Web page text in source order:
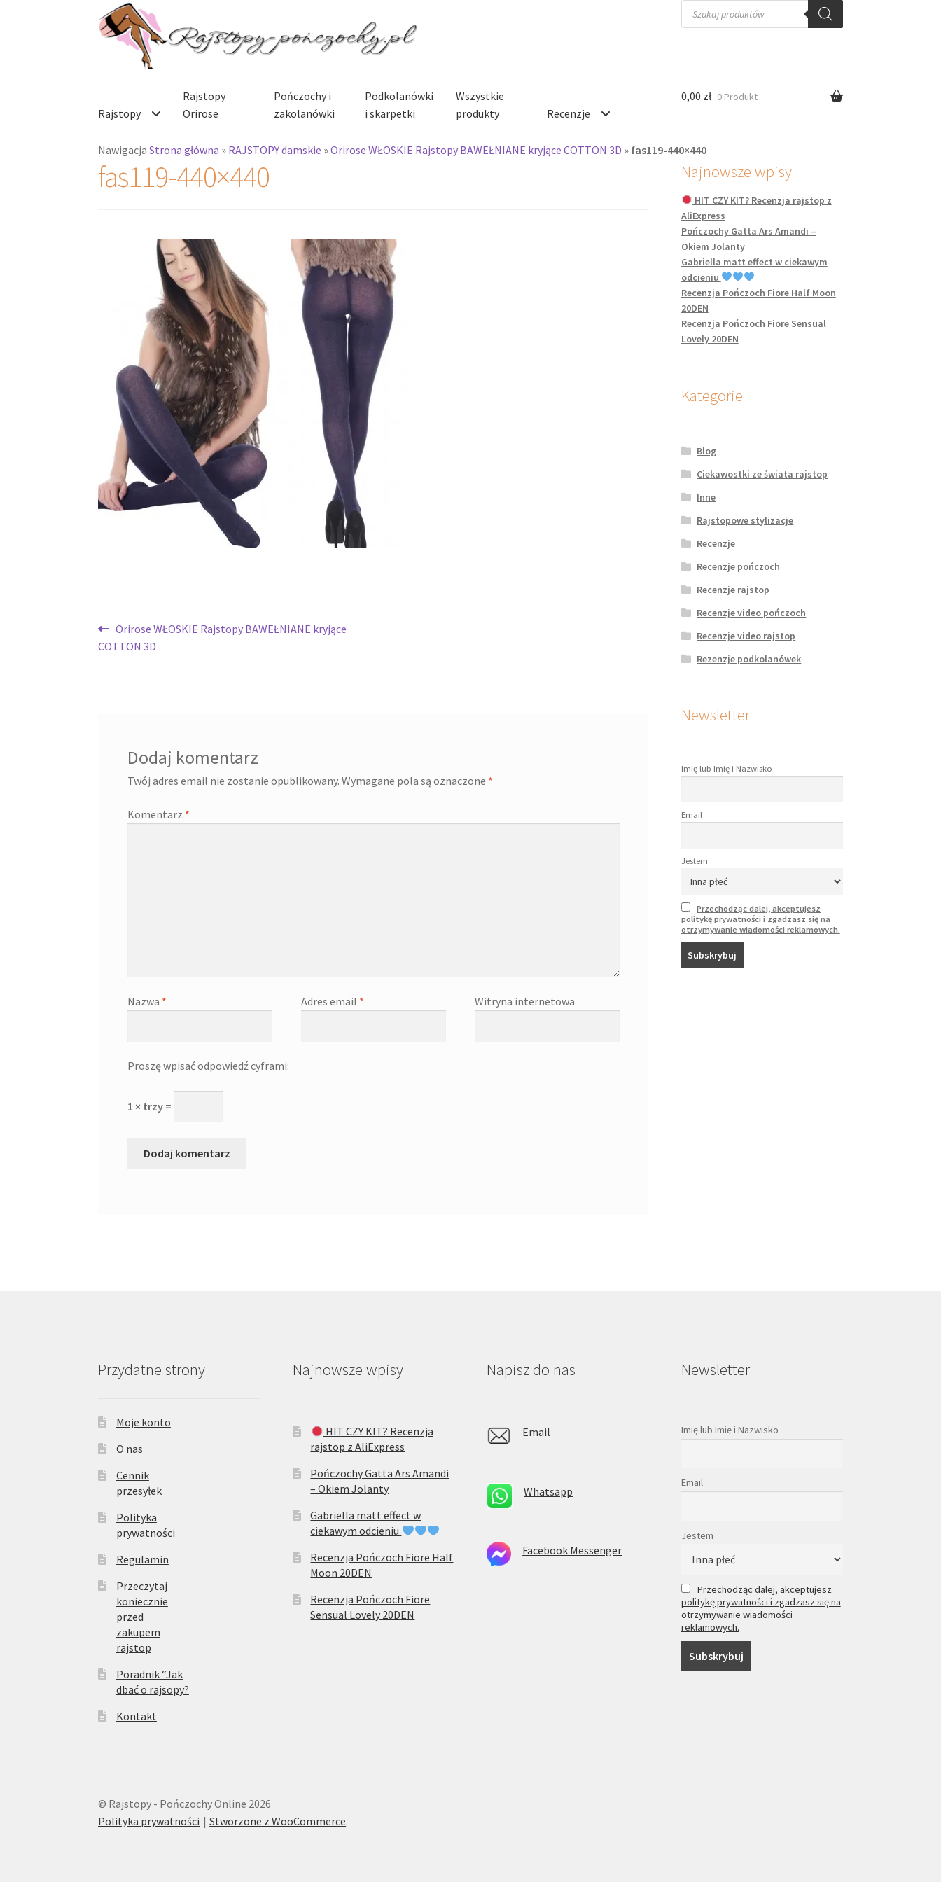
Przejdź
do
nawigacji
Przejdź
do
treści
Wyszukiwarka
produktów
Rajstopy
Rajstopy
Orirose
Pończochy i
zakolanówki
Podkolanówki
i skarpetki
Wszystkie
produkty
Recenzje
0,00 zł 0 Produkt
NawigacjaStrona główna » RAJSTOPY damskie »Orirose WŁOSKIE Rajstopy BAWEŁNIANE kryjące COTTON 3D » fas119-440×440
fas119-440×440
Nawigacja
wpisu
Poprzedni
wpis:
Orirose WŁOSKIE Rajstopy BAWEŁNIANE kryjące
COTTON 3D
Dodaj komentarz
Twój adres email nie zostanie opublikowany. Wymagane pola są oznaczone *
Komentarz *
Nazwa * Adres email * Witryna internetowa
Proszę wpisać odpowiedź cyframi:
1 × trzy =
Najnowsze wpisy
HIT CZY KIT? Recenzja rajstop z
AliExpress
Pończochy Gatta Ars Amandi –
Okiem Jolanty
Gabriella matt effect w ciekawym
odcieniu
Recenzja Pończoch Fiore Half Moon
20DEN
Recenzja Pończoch Fiore Sensual
Lovely 20DEN
Kategorie
Blog
Ciekawostki ze świata rajstop
Inne
Rajstopowe stylizacje
Recenzje
Recenzje pończoch
Recenzje rajstop
Recenzje video pończoch
Recenzje video rajstop
Rezenzje podkolanówek
Newsletter
Imię lub Imię i Nazwisko
Email
Jestem
Przechodząc dalej, akceptujesz
politykę prywatności i zgadzasz się na
otrzymywanie wiadomości reklamowych.
Przydatne strony
Moje konto
O nas
Cennik
przesyłek
Polityka
prywatności
Regulamin
Przeczytaj
koniecznie
przed
zakupem
rajstop
Poradnik “Jak
dbać o rajsopy?
Kontakt
Najnowsze wpisy
HIT CZY KIT? Recenzja
rajstop z AliExpress
Pończochy Gatta Ars Amandi
– Okiem Jolanty
Gabriella matt effect w
ciekawym odcieniu
Recenzja Pończoch Fiore Half
Moon 20DEN
Recenzja Pończoch Fiore
Sensual Lovely 20DEN
Napisz do nas
Email
Whatsapp
Facebook Messenger
Newsletter
Imię lub Imię i Nazwisko
Email
Jestem
Przechodząc dalej, akceptujesz
politykę prywatności i zgadzasz się na
otrzymywanie wiadomości
reklamowych.
© Rajstopy - Pończochy Online 2026
Polityka prywatności
Stworzone z WooCommerce.